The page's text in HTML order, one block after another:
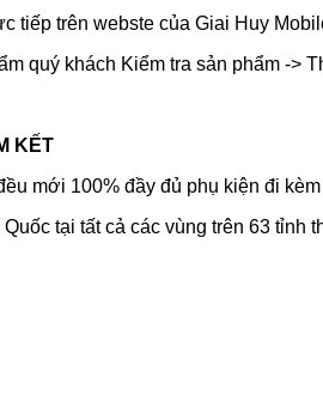
tiếp trên webste của Giai Huy
quý khách Kiểm tra sản phẩm ->
KẾT
mới 100% đầy đủ phụ kiện đi
tại tất cả các vùng trên 63